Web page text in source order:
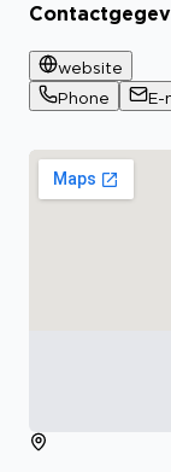
website
Phone
E-